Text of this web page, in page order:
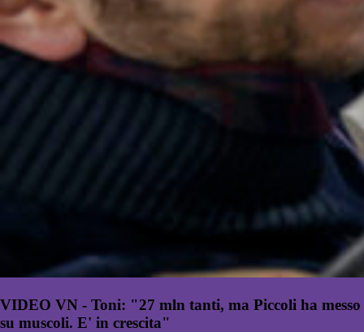
VIDEO VN - Toni: "27 mln tanti, ma Piccoli ha messo
su muscoli. E' in crescita"